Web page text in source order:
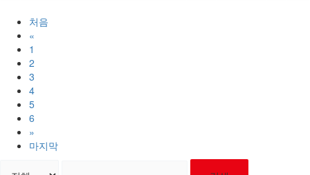
처음
«
1
2
3
4
5
6
»
마지막